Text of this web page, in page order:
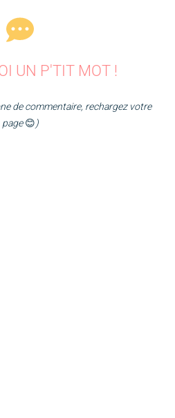
UN P'TIT MOT !
de commentaire, rechargez votre
page😊)